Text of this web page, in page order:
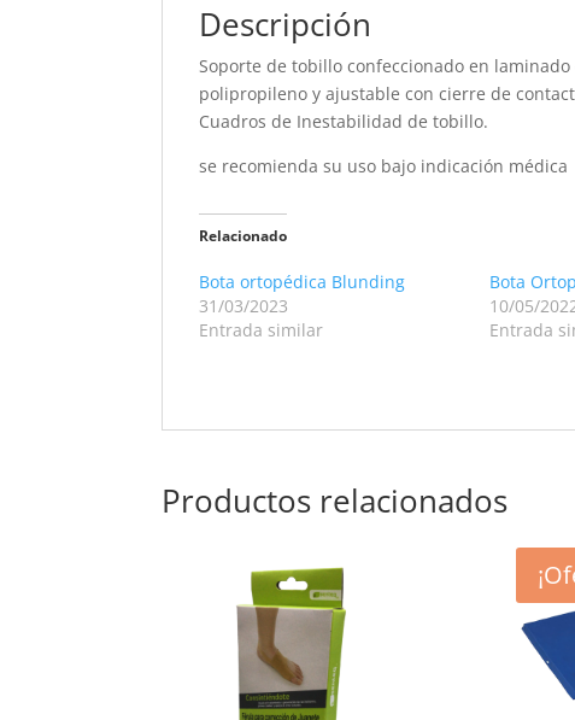
Descripción
Soporte de tobillo confeccionado en
polipropileno y ajustable con cierre de
Cuadros de Inestabilidad de tobillo.
se recomienda su uso bajo indicación médica
Relacionado
Bota ortopédica Blunding
31/03/2023
Entrada similar
Bota
10/05/
Entrada
Productos relacionados